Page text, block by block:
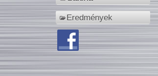
Eredmények